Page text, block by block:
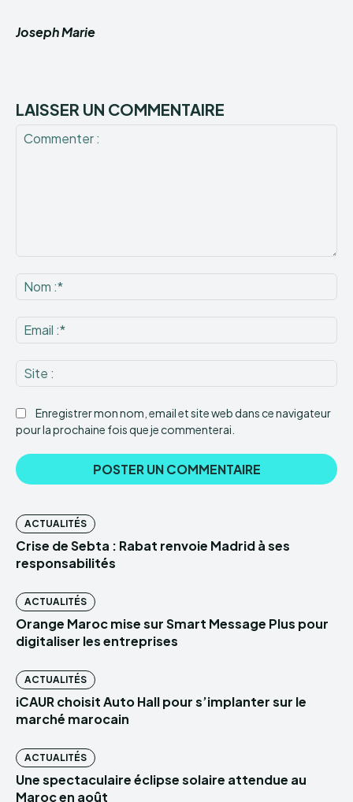
Joseph Marie
LAISSER UN COMMENTAIRE
:*
:*
:
Enregistrer mon nom, email et site web dans ce navigateur
pour la prochaine fois que je commenterai.
ACTUALITÉS
Crise de Sebta : Rabat renvoie Madrid à ses
responsabilités
ACTUALITÉS
Orange Maroc mise sur Smart Message Plus pour
digitaliser les entreprises
ACTUALITÉS
iCAUR choisit Auto Hall pour s’implanter sur le
marché marocain
ACTUALITÉS
Une spectaculaire éclipse solaire attendue au
Maroc en août